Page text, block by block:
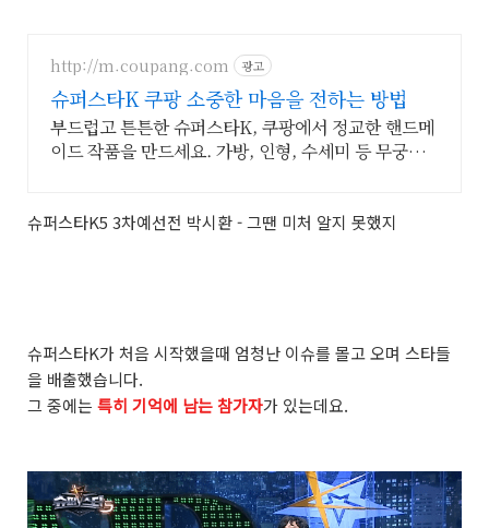
http://m.coupang.com 광고
슈퍼스타K 쿠팡 소중한 마음을 전하는 방법
부드럽고 튼튼한 슈퍼스타K, 쿠팡에서 정교한 핸드메
이드 작품을 만드세요. 가방, 인형, 수세미 등 무궁무
슈퍼스타K5 3차예선전 박시환 - 그땐 미처 알지 못했지
슈퍼스타K가 처음 시작했을때 엄청난 이슈를 몰고 오며 스타들
을 배출했습니다.
그 중에는 특히 기억에 남는 참가자가 있는데요.